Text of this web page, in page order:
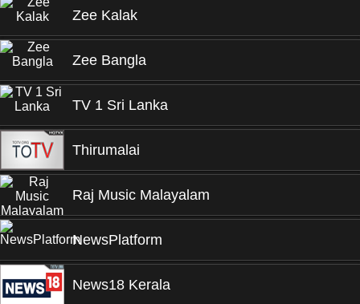
Zee Kalak
Zee Bangla
TV 1 Sri Lanka
Thirumalai
Raj Music Malayalam
NewsPlatform
News18 Kerala